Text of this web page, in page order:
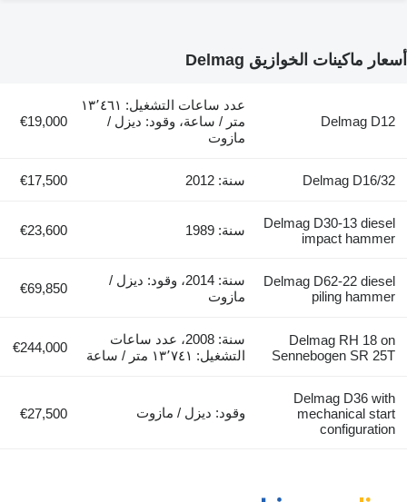
عدد ساعات التشغيل: ١٣٬٤٦١
متر / ساعة، وقود: ديزل /
€19,000
سنة: 2012 €17,500
سنة: 1989 €23,600
سنة: 2014، وقود: ديزل /
مازوت
€69,850
سنة: 2008، عدد ساعات
التشغيل: ١٣٬٧٤١ متر / ساعة
€244,000
وقود: ديزل / مازوت €27,500